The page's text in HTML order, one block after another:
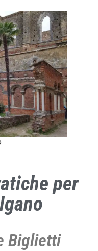
per
Biglietti